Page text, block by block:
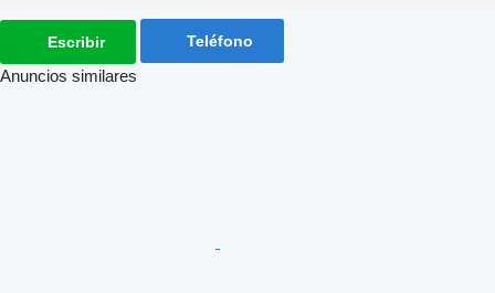
Escribir Teléfono
Anuncios similares